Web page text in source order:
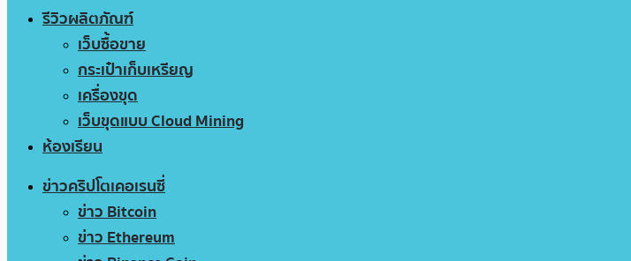
รีวิวผลิตภัณฑ์
เว็บซื้อขาย
กระเป๋าเก็บเหรียญ
เครื่องขุด
เว็บขุดแบบ Cloud Mining
ห้องเรียน
ข่าวคริปโตเคอเรนซี่
ข่าว Bitcoin
ข่าว Ethereum